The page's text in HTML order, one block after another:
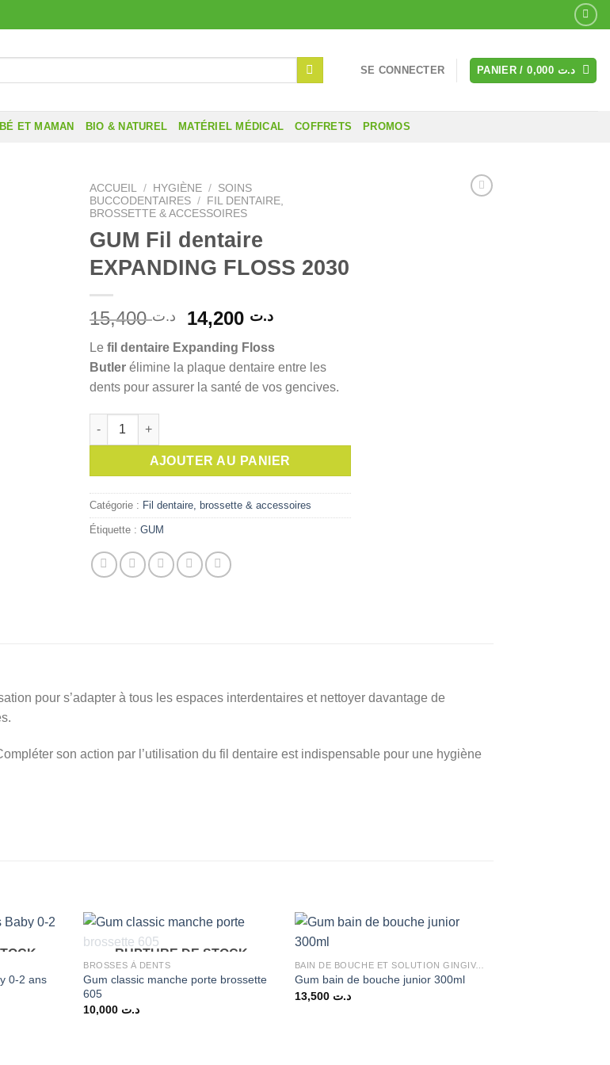
SE CONNECTER PANIER / د.ت
ET MAMAN BIO & NATUREL MATÉRIEL MÉDICAL COFFRETS PROMOS
ACCUEIL / HYGIÈNE / SOINS
BUCCODENTAIRES /
FIL DENTAIRE,
BROSSETTE & ACCESSOIRES
GUM Fil dentaire
EXPANDING FLOSS 2030
د.ت15,400
Le
initial
était :
د.ت 15,400.
د.تLe
actuel
est :
Le fil dentaire Expanding Floss
Butler élimine la plaque dentaire entre les
dents pour assurer la santé de vos gencives.
quantité de GUM Fil dentaire EXPANDING FLOSS 2030
AJOUTER AU PANIER
Catégorie : Fil dentaire, brossette & accessoires
Étiquette : GUM
pour s’adapter à tous les espaces interdentaires et nettoyer davantage de
son action par l’utilisation du fil dentaire est indispensable pour une hygiène
0-2 ans
RUPTURE DE STOCK
BROSSES À DENTS
Gum classic manche porte brossette
605
د.ت
BAIN DE BOUCHE ET SOLUTION GINGIVALE
Gum bain de bouche junior 300ml
د.ت 13,500